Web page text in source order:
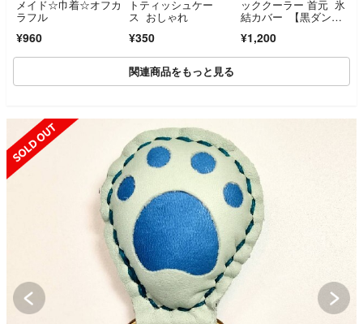
メイド☆巾着☆オフカ
ラフル
¥960
トティッシュケー
ス おしゃれ
¥350
ッククーラー 首元 氷
結カバー 【黒ダンガ
¥1,200
関連商品をもっと見る